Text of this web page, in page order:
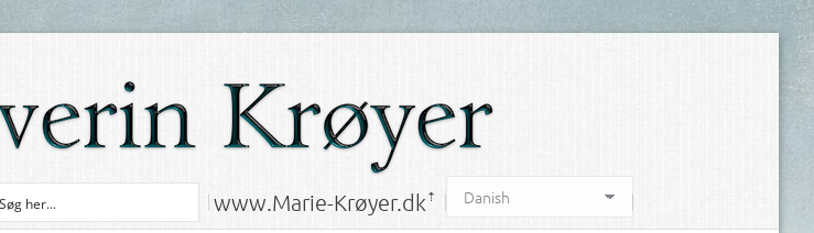
www.Marie-Krøyer.dk
www.Marie-Krøyer.dk